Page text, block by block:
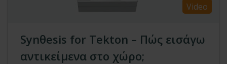
Video
Synθesis for Tekton – Πώς εισάγω
αντικείμενα στο χώρο;